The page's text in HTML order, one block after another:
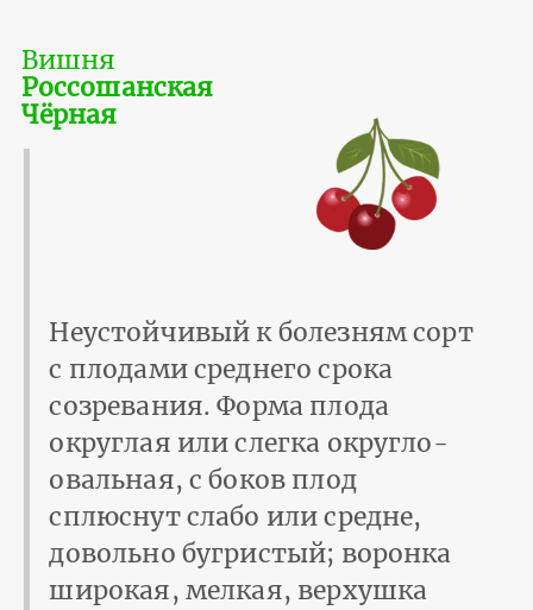
Вишня
Россошанская
Чёрная
Неустойчивый к болезням сорт
с плодами среднего срока
созревания. Форма плода
округлая или слегка округло-
овальная, с боков плод
сплюснут слабо или средне,
довольно бугристый; воронка
широкая, мелкая, верхушка